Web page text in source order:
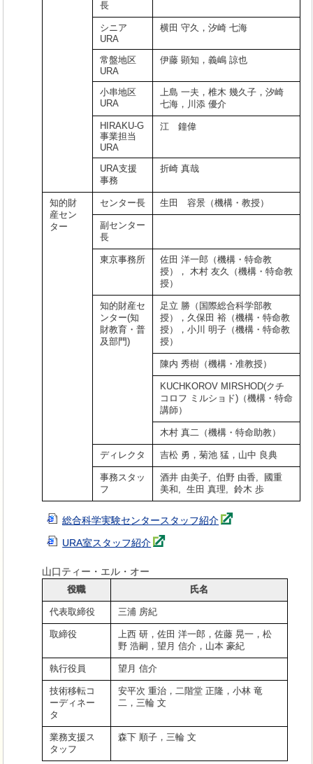
長
シニア
URA
横田 守久，汐崎 七海
常盤地区
URA
伊藤 顕知，義嶋 諒也
小串地区
URA
上島 一夫，椎木 幾久子，汐崎
七海，川添 優介
HIRAKU-G
事業担当
URA
江 鐘偉
URA支援
事務
折崎 真哉
知的財
産セン
ター
センター長 生田 容景（機構・教授）
副センター
長
東京事務所
佐田 洋一郎（機構・特命教
授）， 木村 友久（機構・特命教
授）
知的財産セ
ンター(知
財教育・普
及部門)
足立 勝（国際総合科学部教
授），久保田 裕（機構・特命教
授），小川 明子（機構・特命教
授）
陳内 秀樹（機構・准教授）
KUCHKOROV MIRSHOD(クチ
コロフ ミルショド)（機構・特命
講師）
木村 真二（機構・特命助教）
ディレクタ 吉松 勇，菊池 猛，山中 良典
事務スタッ
フ
酒井 由美子, 伯野 由香, 國重
美和, 生田 真理, 鈴木 歩
総合科学実験センタースタッフ紹介
URA室スタッフ紹介
山口ティー・エル・オー
役職 氏名
代表取締役 三浦 房紀
取締役
上西 研，佐田 洋一郎，佐藤 晃一，松
野 浩嗣，望月 信介，山本 豪紀
執行役員 望月 信介
技術移転コ
ーディネー
タ
安平次 重治，二階堂 正隆，小林 竜
二，三輪 文
業務支援ス
タッフ
森下 順子，三輪 文